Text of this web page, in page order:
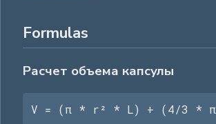
Formulas
Расчет объема капсулы
V = (π * r² * L) + (4/3 *